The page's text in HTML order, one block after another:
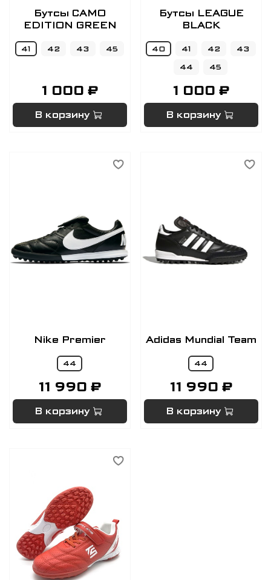
Бутсы CAMO
EDITION GREEN
41 42 43 45
1 000 ₽
В корзину
Бутсы LEAGUE
BLACK
40 41 42
43
44
45
1 000 ₽
В корзину
Nike Premier
44
11 990 ₽
В корзину
Adidas Mundial Team
44
11 990 ₽
В корзину